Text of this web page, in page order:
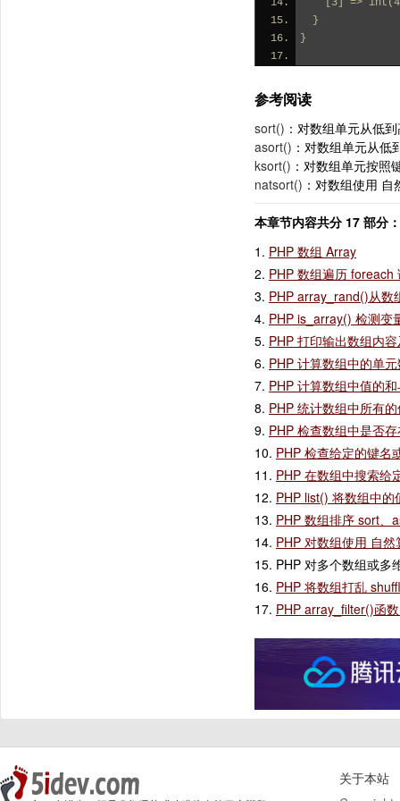
[3] =>
  }
}
参考阅读
sort() ：对数组单元从低
asort() ：对数组单元从
ksort() ：对数组单元按照
natsort() ：对数组使用
本章节内容共分 17 部分：
1. PHP 数组 Array
2. PHP 数组遍历 foreach
3. PHP array_rand()从数
4. PHP is_array() 检测变
5. PHP 打印输出数组内
6. PHP 计算数组中的单
7. PHP 计算数组中值的
8. PHP 统计数组中所有
9. PHP 检查数组中是否
10. PHP 检查给定的键名
11. PHP 在数组中搜索给
12. PHP list() 将数组中的
13. PHP 数组排序 sort、
14. PHP 对数组使用 自
15. PHP 对多个数组或多
16. PHP 将数组打乱
17. PHP array_filter()函
关于本站